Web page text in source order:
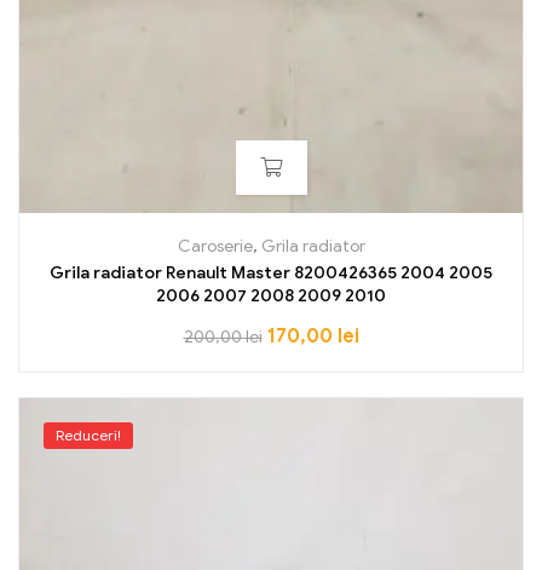
Caroserie, Grila radiator
Grila radiator Renault Master 8200426365 2004 2005
2006 2007 2008 2009 2010
200,00lei 170,00 lei
Reduceri!